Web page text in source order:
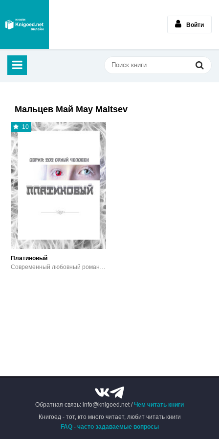
Войти
Мальцев Май May Maltsev
10
Платиновый
Современный любовный роман / Эротика
Обратная связь: info@knigoed.net /Чем читать книги
Книгоед - тот, кто много читает, любит читать книги
FAQ - часто задаваемые вопросы